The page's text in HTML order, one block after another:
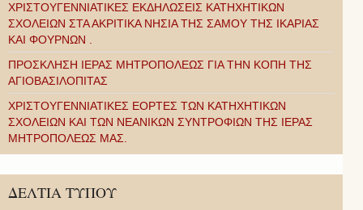
ΧΡΙΣΤΟΥΓΕΝΝΙΑΤΙΚΕΣ ΕΚΔΗΛΩΣΕΙΣ ΚΑΤΗΧΗΤΙΚΩΝ
ΣΧΟΛΕΙΩΝ ΣΤΑ ΑΚΡΙΤΙΚΑ ΝΗΣΙΑ ΤΗΣ ΣΑΜΟΥ ΤΗΣ ΙΚΑΡΙΑΣ
ΚΑΙ ΦΟΥΡΝΩΝ .
ΠΡΟΣΚΛΗΣΗ ΙΕΡΑΣ ΜΗΤΡΟΠΟΛΕΩΣ ΓΙΑ ΤΗΝ ΚΟΠΗ ΤΗΣ
ΑΓΙΟΒΑΣΙΛΟΠΙΤΑΣ
ΧΡΙΣΤΟΥΓΕΝΝΙΑΤΙΚΕΣ ΕΟΡΤΕΣ ΤΩΝ ΚΑΤΗΧΗΤΙΚΩΝ
ΣΧΟΛΕΙΩΝ ΚΑΙ ΤΩΝ ΝΕΑΝΙΚΩΝ ΣΥΝΤΡΟΦΙΩΝ ΤΗΣ ΙΕΡΑΣ
ΜΗΤΡΟΠΟΛΕΩΣ ΜΑΣ.
ΔΕΛΤΙΑ ΤΥΠΟΥ